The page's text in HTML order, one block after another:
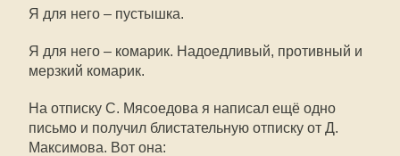
Я для него – пустышка.
Я для него – комарик. Надоедливый, противный и
мерзкий комарик.
На отписку С. Мясоедова я написал ещё одно
письмо и получил блистательную отписку от Д.
Максимова. Вот она: